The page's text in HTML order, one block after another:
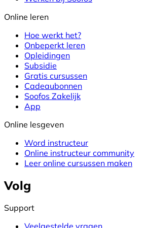
Online leren
Hoe werkt het?
Onbeperkt leren
Opleidingen
Subsidie
Gratis cursussen
Cadeaubonnen
Soofos Zakelijk
App
Online lesgeven
Word instructeur
Online instructeur community
Leer online cursussen maken
Volg
Support
Veelgestelde vragen